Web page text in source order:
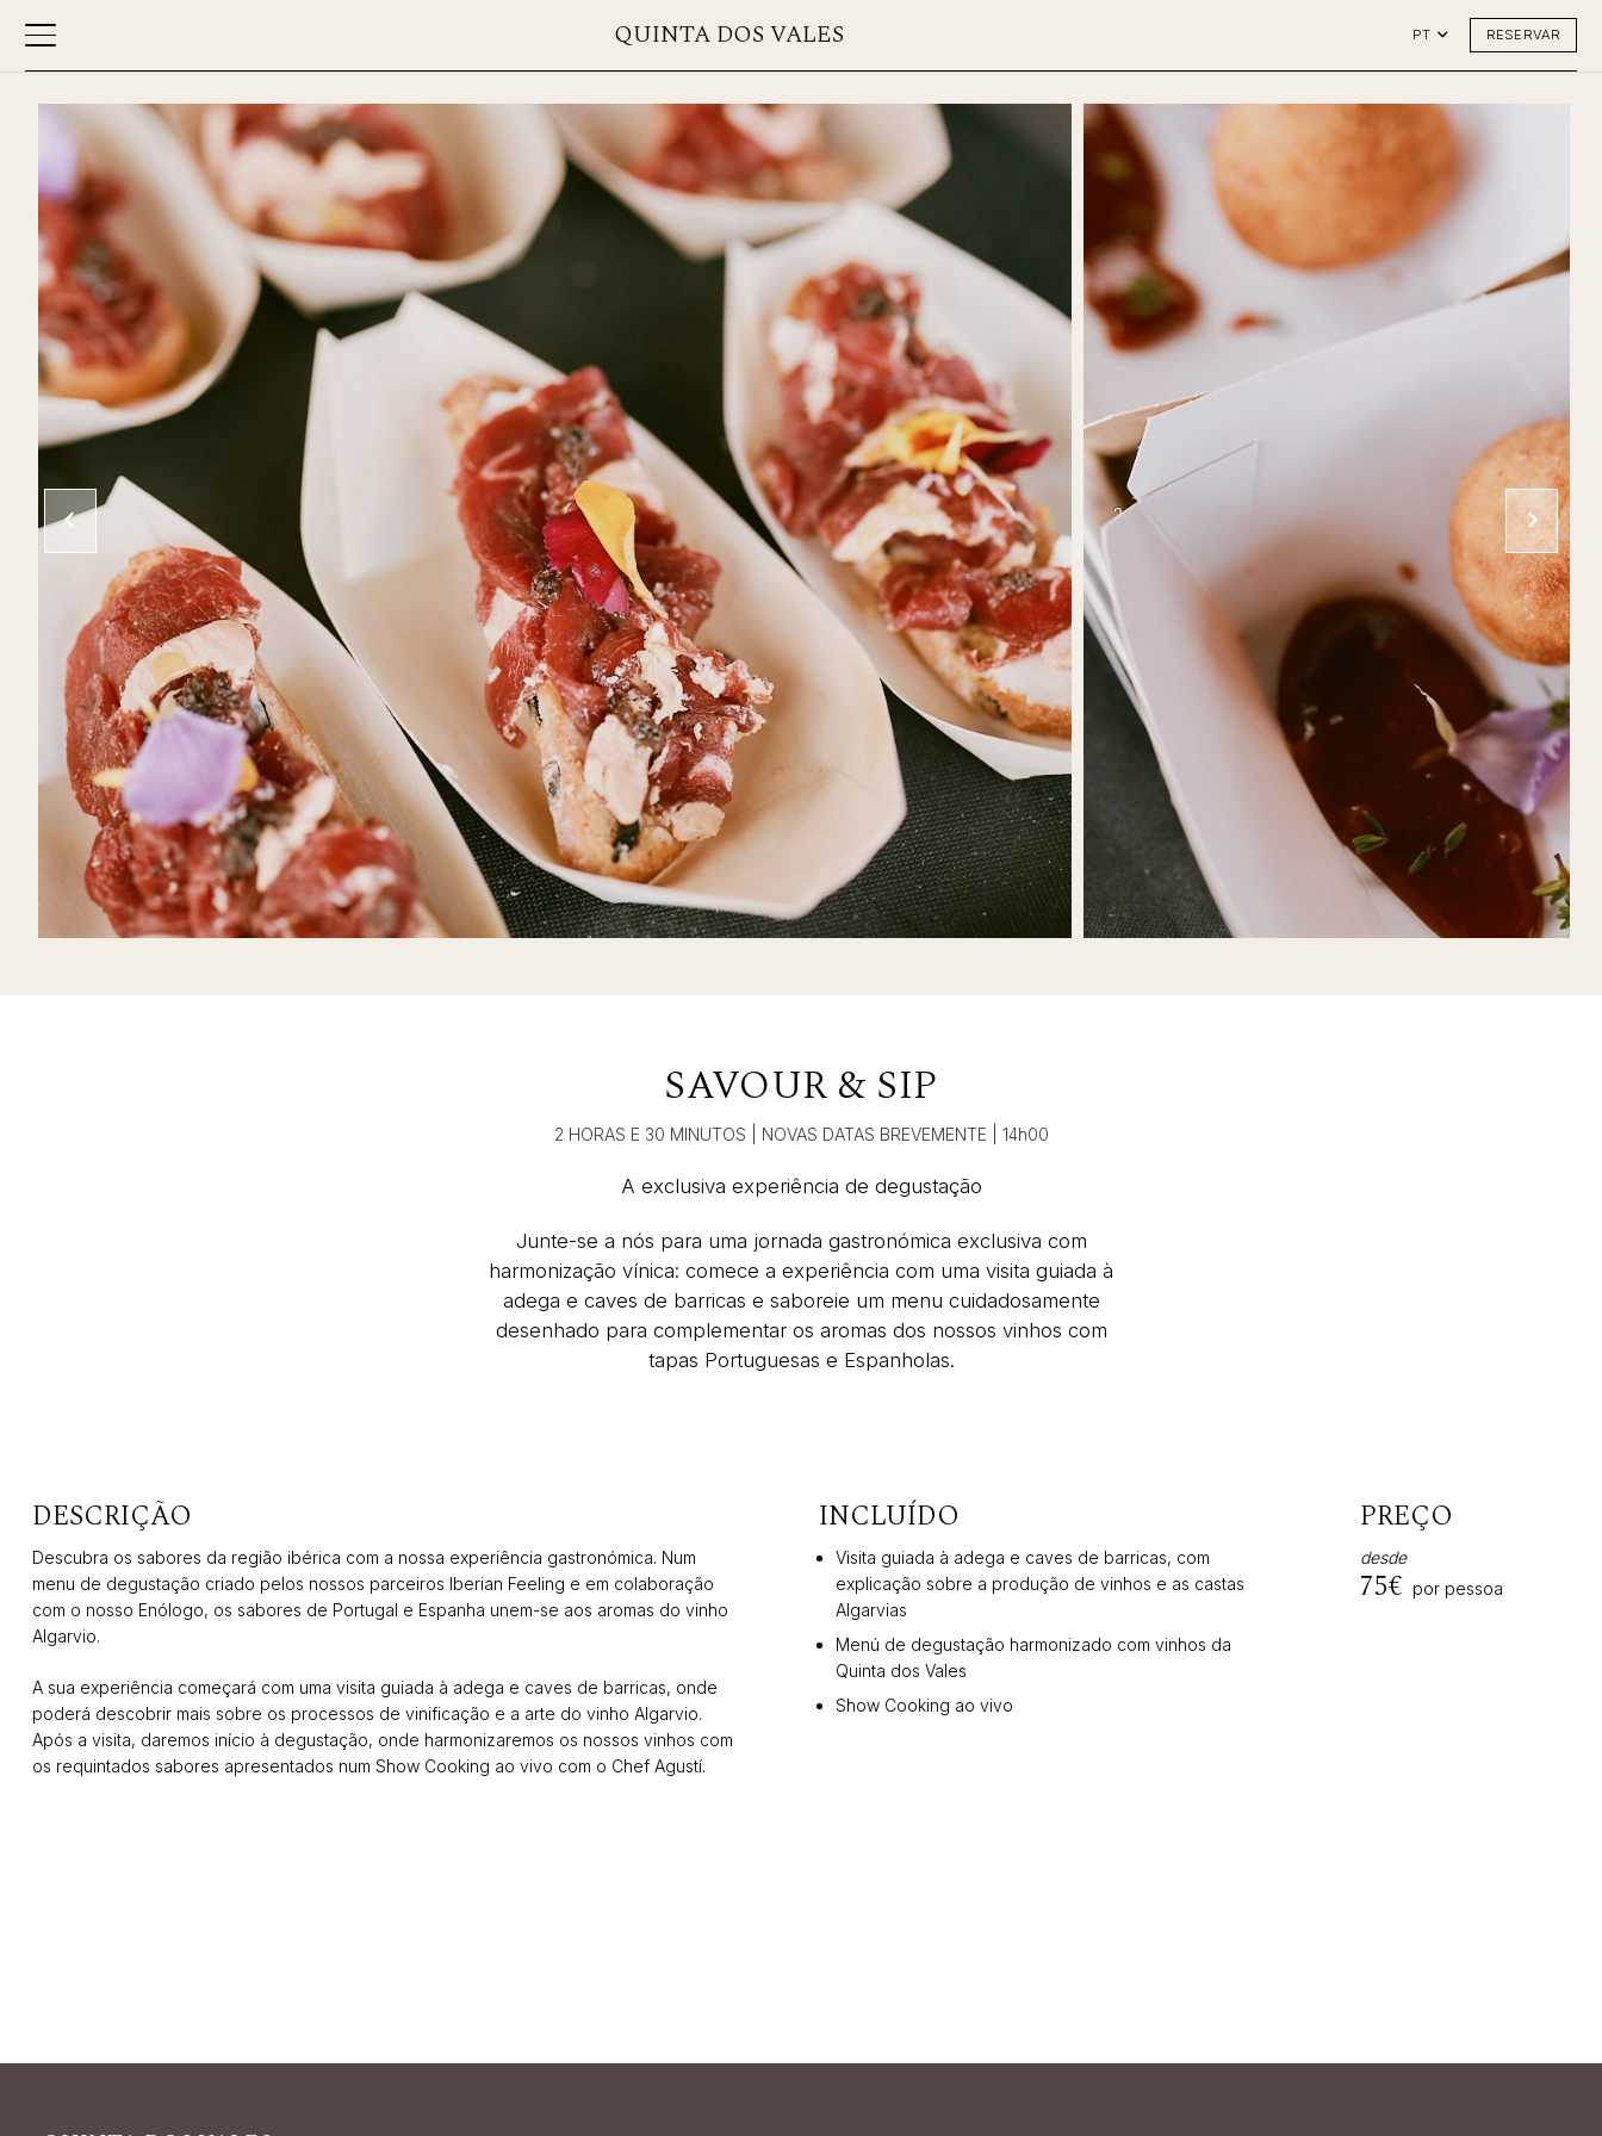
QUINTA DOS VALES PT RESERVAR
SAVOUR & SIP
2 HORAS E 30 MINUTOS | NOVAS DATAS BREVEMENTE | 14h00
A exclusiva experiência de degustação
Junte-se a nós para uma jornada gastronómica exclusiva com
harmonização vínica: comece a experiência com uma visita guiada à
adega e caves de barricas e saboreie um menu cuidadosamente
desenhado para complementar os aromas dos nossos vinhos com
tapas Portuguesas e Espanholas.
DESCRIÇÃO
Descubra os sabores da região ibérica com a nossa experiência gastronómica. Num
menu de degustação criado pelos nossos parceiros Iberian Feeling e em colaboração
com o nosso Enólogo, os sabores de Portugal e Espanha unem-se aos aromas do vinho
Algarvio.
A sua experiência começará com uma visita guiada à adega e caves de barricas, onde
poderá descobrir mais sobre os processos de vinificação e a arte do vinho Algarvio.
Após a visita, daremos início à degustação, onde harmonizaremos os nossos vinhos com
os requintados sabores apresentados num Show Cooking ao vivo com o Chef Agustí.
INCLUÍDO
Visita guiada à adega e caves de barricas, com
explicação sobre a produção de vinhos e as castas
Algarvias
Menú de degustação harmonizado com vinhos da
Quinta dos Vales
Show Cooking ao vivo
PREÇO
desde
75€ por pessoa